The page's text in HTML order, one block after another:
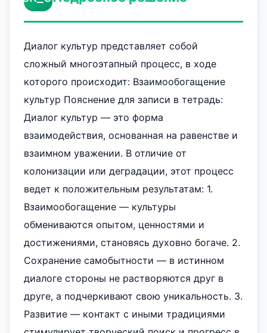
Диалог культур представляет собой
сложный многоэтапный процесс, в ходе
которого происходит: Взаимообогащение
культур Пояснение для записи в тетрадь:
Диалог культур — это форма
взаимодействия, основанная на равенстве и
взаимном уважении. В отличие от
колонизации или деградации, этот процесс
ведет к положительным результатам: 1.
Взаимообогащение — культуры
обмениваются опытом, ценностями и
достижениями, становясь духовно богаче. 2.
Сохранение самобытности — в истинном
диалоге стороны не растворяются друг в
друге, а подчеркивают свою уникальность. 3.
Развитие — контакт с иными традициями